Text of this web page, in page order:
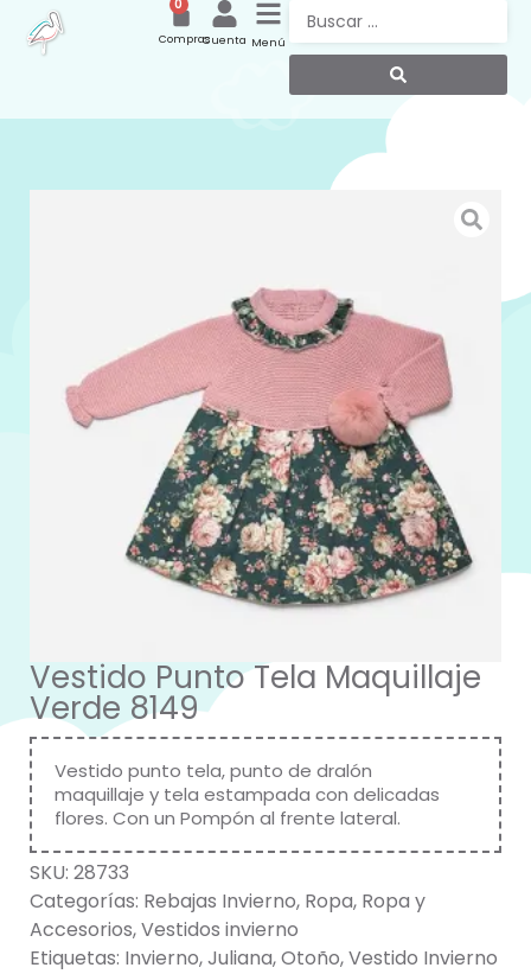
Menú
Cuenta
0
Compras
Vestido Punto Tela Maquillaje
Verde 8149
Vestido punto tela, punto de dralón
maquillaje y tela estampada con delicadas
flores. Con un Pompón al frente lateral.
SKU: 28733
Categorías: Rebajas Invierno, Ropa, Ropa y
Accesorios,Vestidos invierno
Etiquetas: Invierno,Juliana,Otoño,Vestido Invierno